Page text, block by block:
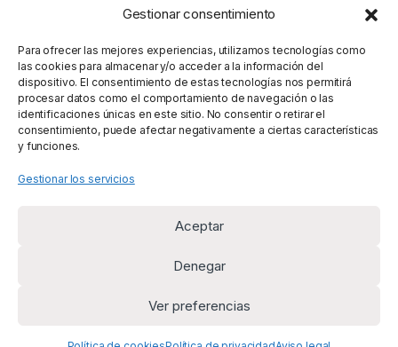
Gestionar consentimiento
Para ofrecer las mejores experiencias, utilizamos tecnologías como
las cookies para almacenar y/o acceder a la información del
dispositivo. El consentimiento de estas tecnologías nos permitirá
procesar datos como el comportamiento de navegación o las
identificaciones únicas en este sitio. No consentir o retirar el
consentimiento, puede afectar negativamente a ciertas características
y funciones.
Gestionar los servicios
Aceptar
Denegar
Ver preferencias
¿Alguna duda? Llámanos
+34 669 954 625